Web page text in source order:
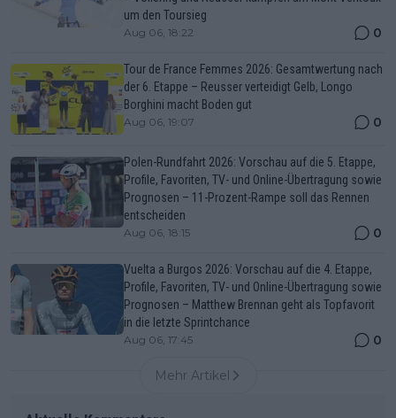
um den Toursieg
Aug 06, 18:22 0
Tour de France Femmes 2026: Gesamtwertung nach
der 6. Etappe – Reusser verteidigt Gelb, Longo
Borghini macht Boden gut
Aug 06, 19:07 0
Polen-Rundfahrt 2026: Vorschau auf die 5. Etappe,
Profile, Favoriten, TV- und Online-Übertragung sowie
Prognosen – 11-Prozent-Rampe soll das Rennen
entscheiden
Aug 06, 18:15 0
Vuelta a Burgos 2026: Vorschau auf die 4. Etappe,
Profile, Favoriten, TV- und Online-Übertragung sowie
Prognosen – Matthew Brennan geht als Topfavorit
in die letzte Sprintchance
Aug 06, 17:45 0
Mehr Artikel